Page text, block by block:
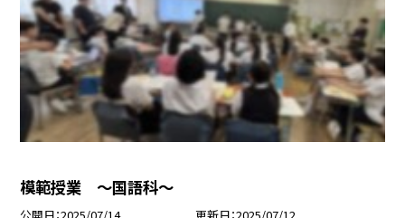
模範授業 ～国語科～
公開日 2025/07/14 更新日 2025/07/12